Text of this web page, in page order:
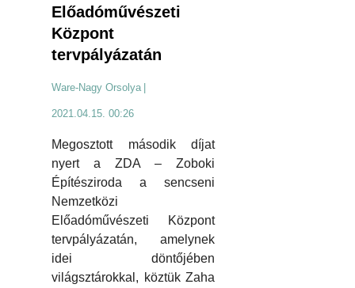
Előadóművészeti
Központ
tervpályázatán
Ware-Nagy Orsolya
2021.04.15. 00:26
Megosztott második díjat
nyert a ZDA – Zoboki
Építésziroda a sencseni
Nemzetközi
Előadóművészeti Központ
tervpályázatán, amelynek
idei döntőjében
világsztárokkal, köztük Zaha